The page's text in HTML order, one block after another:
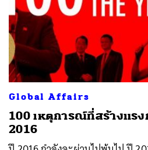
Global Affairs
100 เหตุการณ์ที่สร้างแร
2016